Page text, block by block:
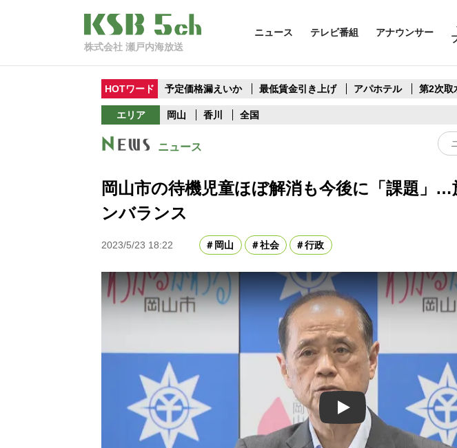
株式会社 瀬戸内海放送
ニュース テレビ番組 アナウンサー
HOTワード 予定価格漏えいか 最低賃金引き上げ アパホテル 第2次取
エリア 岡山 香川 全国
ニュース
岡山市の待機児童ほぼ解消も今後に「課題」
ンバランス
2023/5/23 18:22 岡山 社会 行政
Play